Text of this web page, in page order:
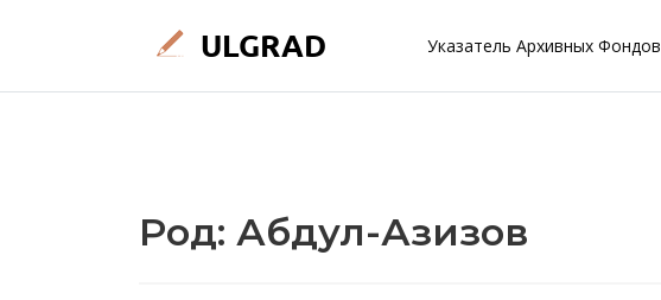
Указатель Архивных Фондов
Род: Абдул-Азизов